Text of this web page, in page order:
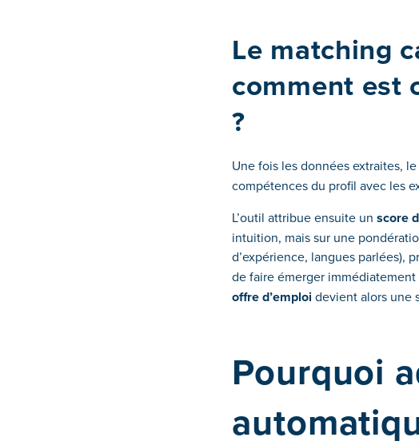
Le matching
comment est
?
Une fois les données extraites,
compétences du profil avec les
L’outil attribue ensuite un score
intuition, mais sur une
d’expérience, langues parlées),
de faire émerger
offre d’emploidevient alors une
Pourquoi